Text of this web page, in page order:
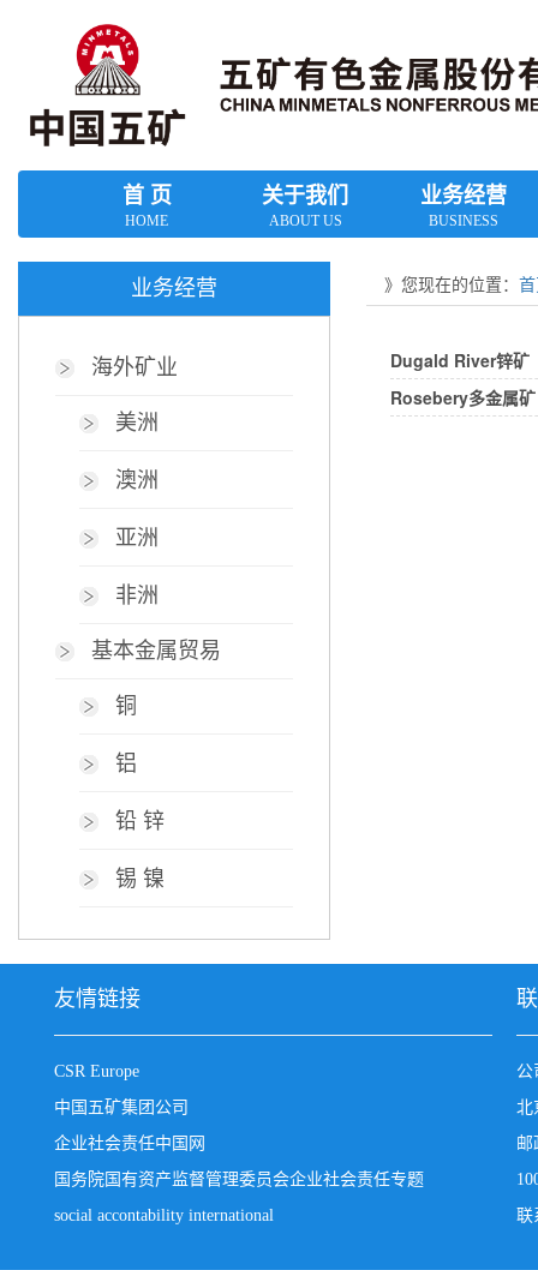
首 页
HOME
关于我们
ABOUT US
业务经营
BUSINESS
业务经营
海外矿业
美洲
澳洲
亚洲
非洲
基本金属贸易
铜
铝
铅 锌
锡 镍
》您现在的位置：
Dugald River锌矿
Rosebery多金属矿
友情链接
CSR Europe
中国五矿集团公司
企业社会责任中国网
国务院国有资产监督管理委员会企业社会责任专题
social accontability international
公
北
邮
联